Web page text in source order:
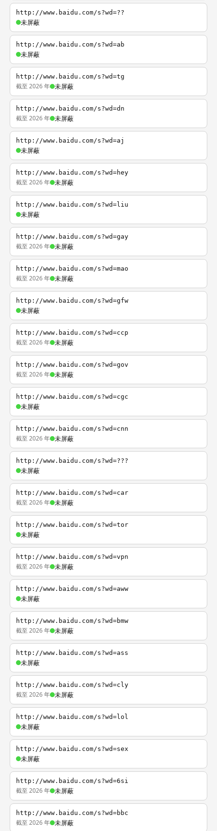
http://www.baidu.com/s?wd=??
未屏蔽
http://www.baidu.com/s?wd=ab
未屏蔽
http://www.baidu.com/s?wd=tg
截至 2026 年 未屏蔽
http://www.baidu.com/s?wd=dn
截至 2026 年 未屏蔽
http://www.baidu.com/s?wd=aj
未屏蔽
http://www.baidu.com/s?wd=hey
截至 2026 年 未屏蔽
http://www.baidu.com/s?wd=liu
未屏蔽
http://www.baidu.com/s?wd=gay
截至 2026 年 未屏蔽
http://www.baidu.com/s?wd=mao
截至 2026 年 未屏蔽
http://www.baidu.com/s?wd=gfw
未屏蔽
http://www.baidu.com/s?wd=ccp
截至 2026 年 未屏蔽
http://www.baidu.com/s?wd=gov
截至 2026 年 未屏蔽
http://www.baidu.com/s?wd=cgc
未屏蔽
http://www.baidu.com/s?wd=cnn
截至 2026 年 未屏蔽
http://www.baidu.com/s?wd=???
未屏蔽
http://www.baidu.com/s?wd=car
截至 2026 年 未屏蔽
http://www.baidu.com/s?wd=tor
未屏蔽
http://www.baidu.com/s?wd=vpn
截至 2026 年 未屏蔽
http://www.baidu.com/s?wd=aww
未屏蔽
http://www.baidu.com/s?wd=bmw
截至 2026 年 未屏蔽
http://www.baidu.com/s?wd=ass
未屏蔽
http://www.baidu.com/s?wd=cly
截至 2026 年 未屏蔽
http://www.baidu.com/s?wd=lol
未屏蔽
http://www.baidu.com/s?wd=sex
未屏蔽
http://www.baidu.com/s?wd=6si
截至 2026 年 未屏蔽
http://www.baidu.com/s?wd=bbc
截至 2026 年 未屏蔽